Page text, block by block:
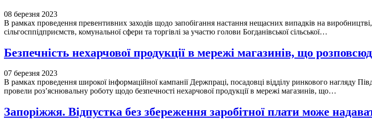
08 березня 2023
В рамках проведення превентивних заходів щодо запобігання настання нещасних випадків на
сільгосппідприємств, комунальної сфери та торгівлі за участю голови Богданівської сільської…
Безпечність нехарчової продукції в мережі магазинів, що
07 березня 2023
В рамках проведення широкої інформаційної кампанії Держпраці, посадовці відділу ринкового нагляду
провели роз’яснювальну роботу щодо безпечності нехарчової продукції в мережі магазинів, що…
Запоріжжя. Відпустка без збереження заробітної плати може